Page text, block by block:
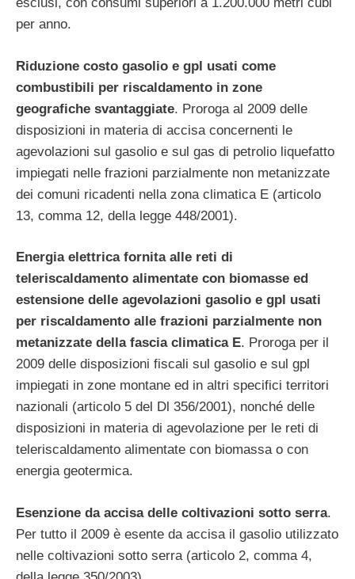
esclusi, con consumi superiori a 1.200.000 metri cubi
per anno.
Riduzione costo gasolio e gpl usati come
combustibili per riscaldamento in zone
geografiche svantaggiate. Proroga al 2009 delle
disposizioni in materia di accisa concernenti le
agevolazioni sul gasolio e sul gas di petrolio liquefatto
impiegati nelle frazioni parzialmente non metanizzate
dei comuni ricadenti nella zona climatica E (articolo
13, comma 12, della legge 448/2001).
Energia elettrica fornita alle reti di
teleriscaldamento alimentate con biomasse ed
estensione delle agevolazioni gasolio e gpl usati
per riscaldamento alle frazioni parzialmente non
metanizzate della fascia climatica E. Proroga per il
2009 delle disposizioni fiscali sul gasolio e sul gpl
impiegati in zone montane ed in altri specifici territori
nazionali (articolo 5 del Dl 356/2001), nonché delle
disposizioni in materia di agevolazione per le reti di
teleriscaldamento alimentate con biomassa o con
energia geotermica.
Esenzione da accisa delle coltivazioni sotto serra.
Per tutto il 2009 è esente da accisa il gasolio utilizzato
nelle coltivazioni sotto serra (articolo 2, comma 4,